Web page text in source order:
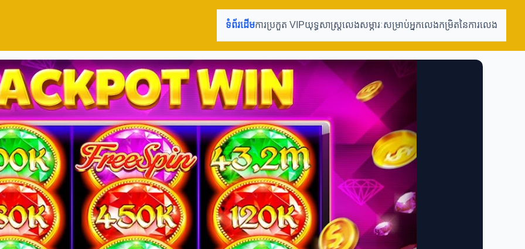
ទំព័រដើមការប្រកួត VIPយុទ្ធសាស្ត្រលេងសម្ភារៈសម្រាប់អ្នកលេងកម្រិតនៃការលេង